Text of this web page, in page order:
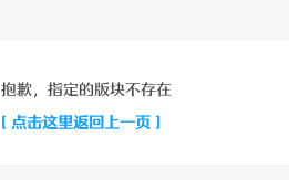
抱歉，指定的版块不存在
[ 点击这里返回上一页 ]